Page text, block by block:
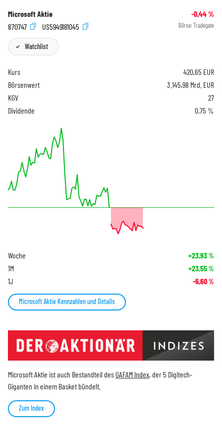
Microsoft Aktie -0,44%
870747
US5949181045 Börse: Tradegate
Watchlist
Kurs 420,65 EUR
Börsenwert
3.145,98 Mrd. EUR
KGV
27
Dividende
0,75 %
Woche +23,93%
1M +23,55%
1J -6,60%
Microsoft Aktie Kennzahlen und Details
Microsoft Aktie ist auch Bestandteil desGAFAM Index, der 5 Digitech-
Giganten in einem Basket bündelt.
Zum Index